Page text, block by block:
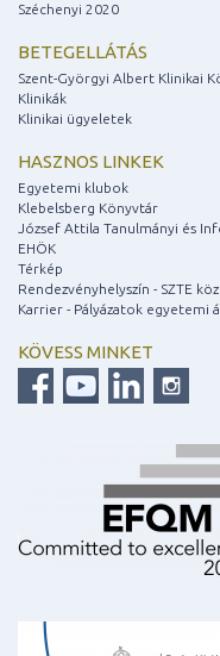
Széchenyi 2020
BETEGELLÁTÁS
Szent-Györgyi Albert Klinikai
Klinikák
Klinikai ügyeletek
HASZNOS LINKEK
Egyetemi klubok
Klebelsberg Könyvtár
József Attila Tanulmányi és
EHÖK
Térkép
Rendezvényhelyszín - SZTE
Karrier - Pályázatok egyetemi
KÖVESS MINKET